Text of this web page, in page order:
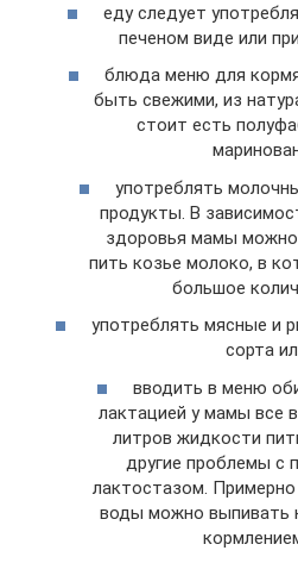
еду следует
печеном виде или
блюда меню для
быть свежими, из
стоит есть
употреблять
продукты. В
здоровья мамы
пить козье молоко, в
большое
употреблять мясные и
сорта
вводить в меню
лактацией у мамы все
литров жидкости
другие проблемы с
лактостазом.
воды можно выпивать